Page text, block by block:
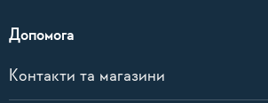
Допомога
Контакти та магазини